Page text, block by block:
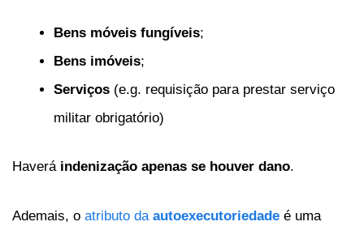
Bens móveis fungíveis;
Bens imóveis;
Serviços (e.g. requisição para prestar serviço
militar obrigatório)
Haverá indenização apenas se houver dano.
Ademais, o atributo da autoexecutoriedade é uma